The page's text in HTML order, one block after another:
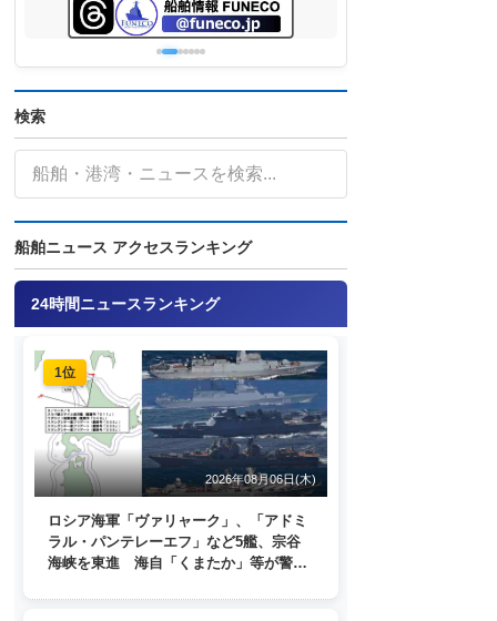
検索
船舶ニュース アクセスランキング
24時間ニュースランキング
1位
2026年08月06日(木)
ロシア海軍「ヴァリャーク」、「アドミ
ラル・パンテレーエフ」など5艦、宗谷
海峡を東進 海自「くまたか」等が警戒